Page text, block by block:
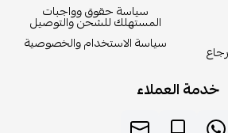
سياسة حقوق وواجبات
المستهلك للشحن والتوصيل
سياسة الاستخدام والخصوصية
خدمة العملاء